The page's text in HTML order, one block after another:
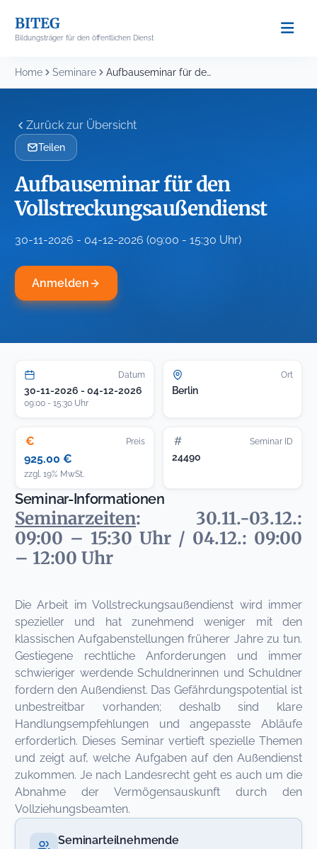
content
BITEG
Bildungsträger für den öffentlichen Dienst
Home Seminare Aufbauseminar für den Vollstreckungsaußendienst
Zurück zur Übersicht
Teilen
Aufbauseminar für den
Vollstreckungsaußendienst
30-11-2026 - 04-12-2026 (09:00 - 15:30 Uhr)
Anmelden
Datum
30-11-2026 - 04-12-2026
09:00 - 15:30 Uhr
Ort
Berlin
€ Preis
925.00 €
zzgl. 19% MwSt.
# Seminar ID
24490
Seminar-Informationen
Seminarzeiten: 30.11.-03.12.:
09:00 – 15:30 Uhr / 04.12.: 09:00
– 12:00 Uhr
Die Arbeit im Vollstreckungsaußendienst wird immer
spezieller und hat zunehmend weniger mit den
klassischen Aufgabenstellungen früherer Jahre zu tun.
Gestiegene rechtliche Anforderungen und immer
schwieriger werdende Schuldnerinnen und Schuldner
fordern den Außendienst. Das Gefährdungspotential ist
unbestreitbar vorhanden; deshalb sind klare
Handlungsempfehlungen und angepasste Abläufe
erforderlich. Dieses Seminar vertieft spezielle Themen
und zeigt auf, welche Aufgaben auf den Außendienst
zukommen. Je nach Landesrecht geht es auch um die
Abnahme der Vermögensauskunft durch den
Vollziehungsbeamten.
Seminarteilnehmende